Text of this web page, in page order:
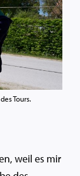
Tours.
weil es mir